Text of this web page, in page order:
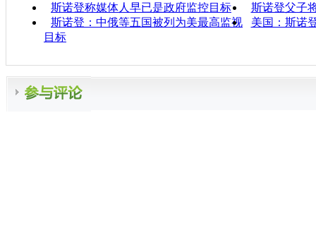
斯诺登称媒体人早已是政府监控目标
斯诺登父子
斯诺登：中俄等五国被列为美最高监视
目标
美国：斯诺